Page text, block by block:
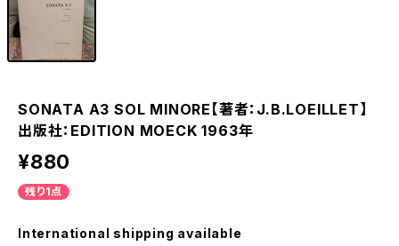
SONATA A3 SOL MINORE【著者：J.B.LOEILLET】
出版社：EDITION MOECK 1963年
¥880
残り1点
International shipping available